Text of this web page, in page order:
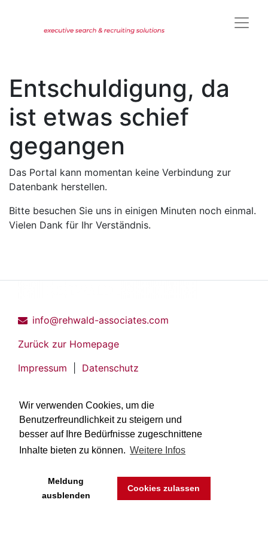
Wir verwenden Cookies, um die
Benutzerfreundlichkeit zu steigern und
besser auf Ihre Bedürfnisse zugeschnittene
Inhalte bieten zu können. Weitere Infos
Meldung
ausblenden
Cookies zulassen
Entschuldigung, da
ist etwas schief
gegangen
Das Portal kann momentan keine Verbindung zur
Datenbank herstellen.
Bitte besuchen Sie uns in einigen Minuten noch einmal.
Vielen Dank für Ihr Verständnis.
info@rehwald-associates.com
Zurück zur Homepage
Impressum
Datenschutz